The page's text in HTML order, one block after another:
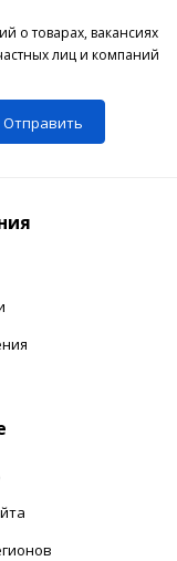
о товарах, вакансиях
лиц и компаний
Отправить